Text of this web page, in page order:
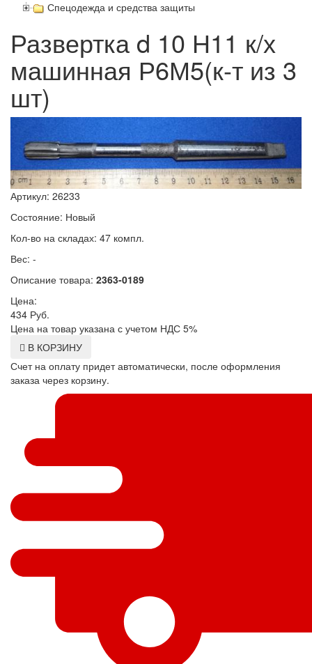
Спецодежда и средства защиты
Развертка d 10 Н11 к/х
машинная Р6М5(к-т из 3
шт)
Артикул: 26233
Состояние: Новый
Кол-во на складах: 47 компл.
Вес: -
Описание товара: 2363-0189
Цена:
434 Руб.
Цена на товар указана с учетом НДС 5%
В КОРЗИНУ
Счет на оплату придет автоматически, после оформления
заказа через корзину.